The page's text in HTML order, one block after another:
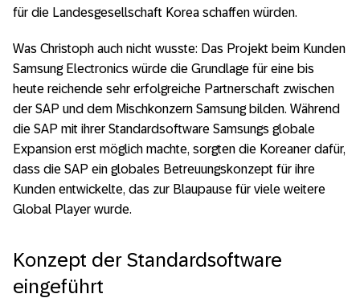
für die Landesgesellschaft Korea schaffen würden.
Was Christoph auch nicht wusste: Das Projekt beim Kunden
Samsung Electronics würde die Grundlage für eine bis
heute reichende sehr erfolgreiche Partnerschaft zwischen
der SAP und dem Mischkonzern Samsung bilden. Während
die SAP mit ihrer Standardsoftware Samsungs globale
Expansion erst möglich machte, sorgten die Koreaner dafür,
dass die SAP ein globales Betreuungskonzept für ihre
Kunden entwickelte, das zur Blaupause für viele weitere
Global Player wurde.
Konzept der Standardsoftware
eingeführt